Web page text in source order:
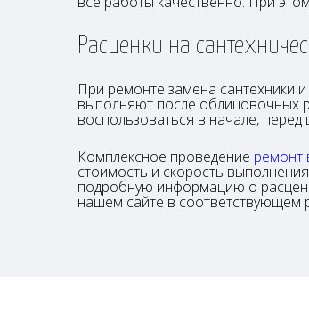
Расценки на
При ремонте замена сантехники
выполняют после облицовочных
воспользоваться в начале, перед
Комплексное проведение ремонт
стоимость и скорость
подробную информацию о
нашем сайте в соответствующем